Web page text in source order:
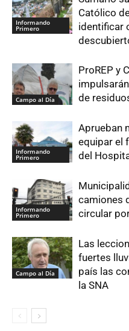
Informando
Primero
Católico
identificar
Campo al Día
ProREP y
de
Informando
Primero
Aprueban
equipar el
del
Informando
Primero
camiones
circular
Campo al Día
Las
fuertes
país las
la SNA